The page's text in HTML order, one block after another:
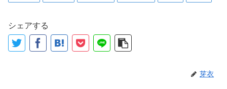
シェアする
芽衣